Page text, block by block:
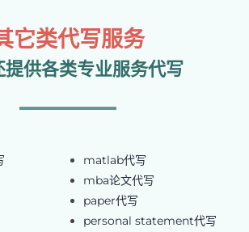
它类代写服务
提供各类专业服务代写
matlab代写
mba论文代写
paper代写
personal statement代写